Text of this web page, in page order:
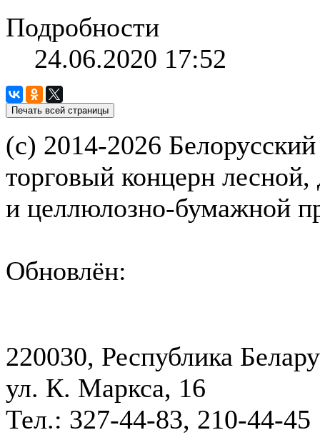
Подробности
24.06.2020 17:52
(с) 2014-2026
торговый концерн
и целлюлозно-бумажной
Обновлён:
220030, Республика
ул. К. Маркса, 16
Тел.: 327-44-83, 210-44-45